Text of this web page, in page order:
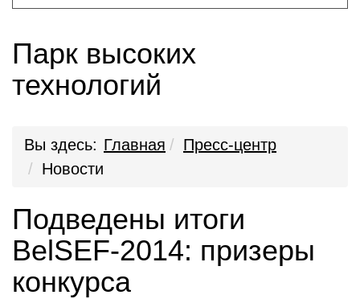
Парк высоких
технологий
Вы здесь: Главная
Пресс-центр
Новости
Подведены итоги
BelSEF-2014: призеры
конкурса